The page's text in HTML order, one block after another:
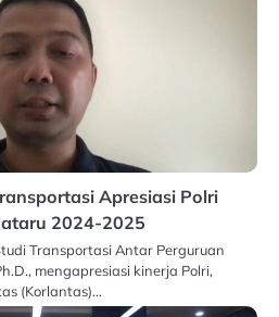
Apresiasi Polri
2024-2025
Transportasi Antar Perguruan
mengapresiasi kinerja Polri,
(Korlantas)…